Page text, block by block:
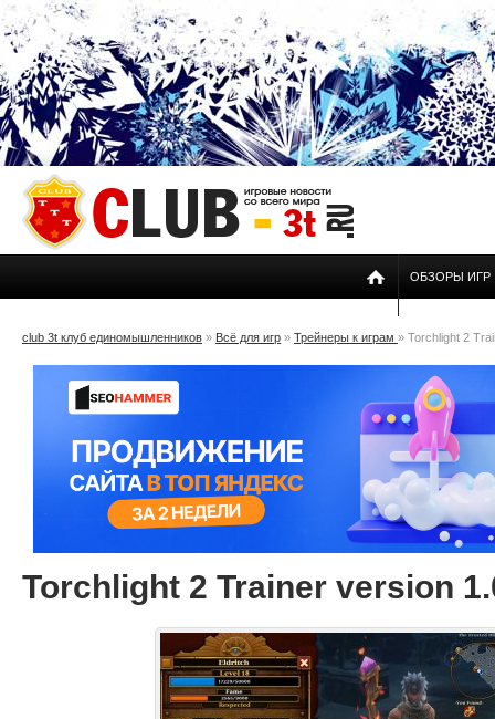
ОБЗОРЫ ИГР
club 3t клуб единомышленников » Всё для игр » Трейнеры к играм » Torchlight 2
Torchlight 2 Trainer version